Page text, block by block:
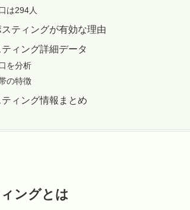
は294人
ティングが有効な理由
ィング詳細データ
を分析
の特徴
ィング情報まとめ
ングとは